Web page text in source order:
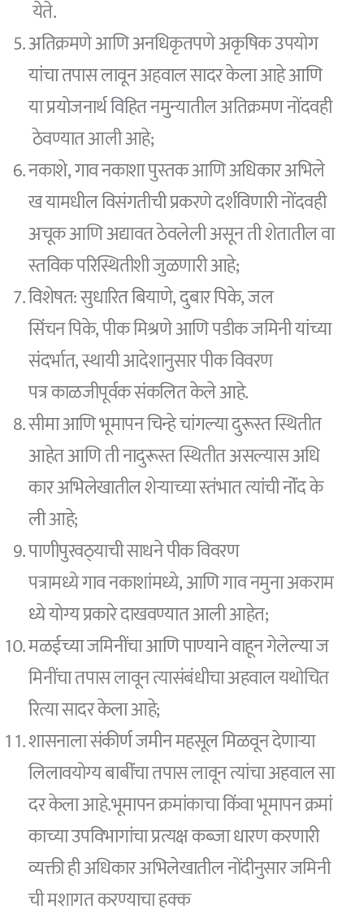
येते.
अतिक्रमणे आणि अनधिकृतपणे अकृषिक उपयोग
यांचा तपास लावून अहवाल सादर केला आहे आणि
या प्रयोजनार्थ विहित नमुन्यातील अतिक्रमण नोंदवही
ठेवण्यात आली आहे;
नकाशे, गाव नकाशा पुस्तक आणि अधिकार अभिले
ख यामधील विसंगतीची प्रकरणे दर्शविणारी नोंदवही
अचूक आणि अद्यावत ठेवलेली असून ती शेतातील वा
स्तविक परिस्थितीशी जुळणारी आहे;
विशेषत: सुधारित बियाणे, दुबार पिके, जल
सिंचन पिके, पीक मिश्रणे आणि पडीक जमिनी यांच्या
संदर्भात, स्थायी आदेशानुसार पीक विवरण
पत्र काळजीपूर्वक संकलित केले आहे.
सीमा आणि भूमापन चिन्हे चांगल्या दुरूस्त स्थितीत
आहेत आणि ती नादुरूस्त स्थितीत असल्यास अधि
कार अभिलेखातील शेऱ्याच्या स्तंभात त्यांची नोंंद के
ली आहे;
पाणीपुरवठ्‌याची साधने पीक विवरण
पत्रामध्ये गाव नकाशांमध्ये, आणि गाव नमुना अकराम
ध्ये योग्य प्रकारे दाखवण्यात आली आहेत;
मळईच्या जमिनींचा आणि पाण्याने वाहून गेलेल्या ज
मिनींचा तपास लावून त्यासंबंधीचा अहवाल यथोचित
रित्या सादर केला आहे;
शासनाला संकीर्ण जमीन महसूल मिळवून देणार्‍या
लिलावयोग्य बाबींंचा तपास लावून त्यांचा अहवाल सा
दर केला आहे.भूमापन क्रमांकाचा किंवा भूमापन क्रमां
काच्या उपविभागांचा प्रत्यक्ष कब्जा धारण करणारी
व्यक्ती ही अधिकार अभिलेखातील नोंदीनुसार जमिनी
ची मशागत करण्याचा हक्क